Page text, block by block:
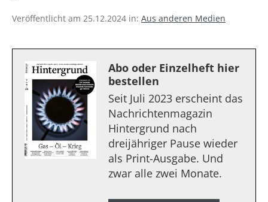
Veröffentlicht am 25.12.2024 in: Aus anderen Medien
Abo oder Einzelheft hier
bestellen
Seit Juli 2023 erscheint das
Nachrichtenmagazin
Hintergrund nach
dreijähriger Pause wieder
als Print-Ausgabe. Und
zwar alle zwei Monate.